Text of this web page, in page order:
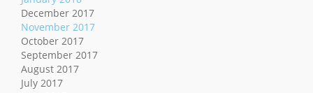
December 2017
November 2017
October 2017
September 2017
August 2017
July 2017